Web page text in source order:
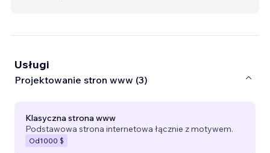
Usługi
Projektowanie stron www (3)
Klasyczna strona www
Podstawowa strona internetowa łącznie z motywem.
Od1000 $